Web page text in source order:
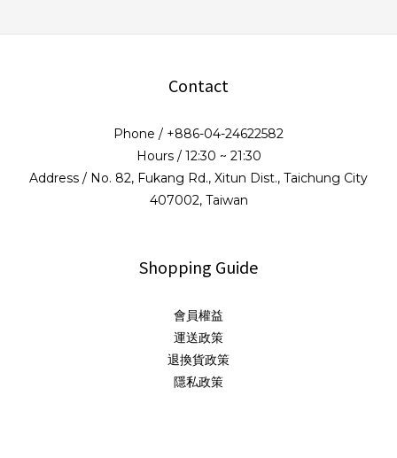
Contact
Phone / +886-04-24622582
Hours / 12:30 ~ 21:30
Address / No. 82, Fukang Rd., Xitun Dist., Taichung City
407002, Taiwan
Shopping Guide
會員權益
運送政策
退換貨政策
隱私政策